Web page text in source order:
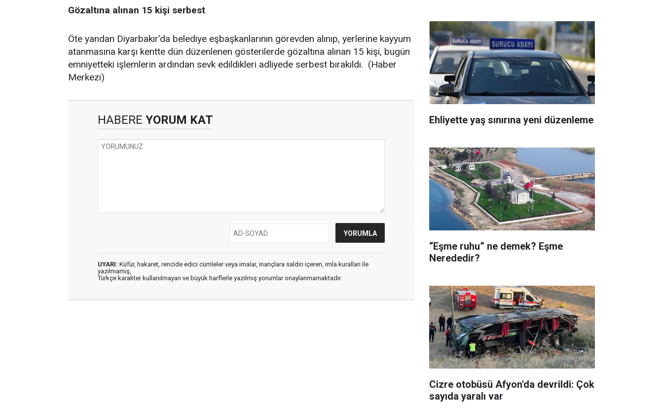
Gözaltına alınan 15 kişi serbest
Öte yandan Diyarbakır’da belediye eşbaşkanlarının görevden alınıp, yerlerine kayyum
atanmasına karşı kentte dün düzenlenen gösterilerde gözaltına alınan 15 kişi, bugün
emniyetteki işlemlerin ardından sevk edildikleri adliyede serbest bırakıldı. (Haber
Merkezi)
HABERE YORUM KAT
UYARI: Küfür, hakaret, rencide edici cümleler veya imalar, inançlara saldırı içeren, imla kuralları ile
yazılmamış,
Türkçe karakter kullanılmayan ve büyük harflerle yazılmış yorumlar onaylanmamaktadır.
Ehliyette yaş sınırına yeni düzenleme
“Eşme ruhu” ne demek? Eşme
Nerededir?
Cizre otobüsü Afyon'da devrildi: Çok
sayıda yaralı var